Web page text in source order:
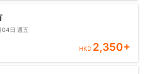
日 週五
HKD 2,350+